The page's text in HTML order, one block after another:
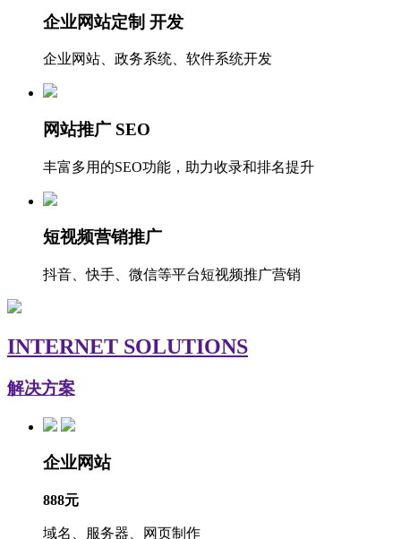
企业网站定制 开发
企业网站、政务系统、软件系统开发
网站推广 SEO
丰富多用的SEO功能，助力收录和排名提升
短视频营销推广
抖音、快手、微信等平台短视频推广营销
INTERNET SOLUTIONS
解决方案
企业网站
888元
域名、服务器、网页制作